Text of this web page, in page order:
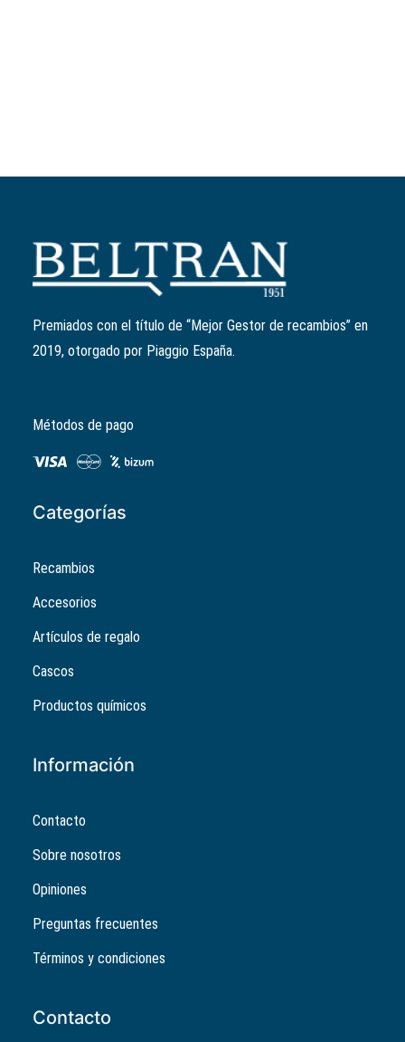
Bujía "NGK" CR8EB
638853
Premiados con el título de “Mejor Gestor de recambios” en
2019, otorgado por Piaggio España.
Métodos de pago
Categorías
Recambios
Accesorios
Artículos de regalo
Cascos
Productos químicos
Información
Contacto
Sobre nosotros
Opiniones
Preguntas frecuentes
Términos y condiciones
Contacto